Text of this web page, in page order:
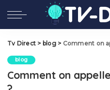
Tv Direct > blog> Comment on
blog
Comment on